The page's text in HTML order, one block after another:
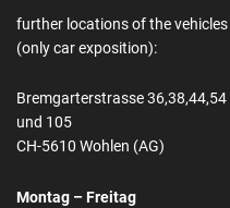
further locations of the vehicles
(only car exposition):
Bremgarterstrasse 36,38,44,54
und 105
CH-5610 Wohlen (AG)
Montag – Freitag